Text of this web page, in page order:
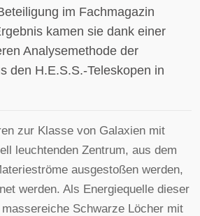
im Fachmagazin
kamen sie dank einer
Analysemethode der
den H.E.S.S.-Teleskopen in
zur Klasse von Galaxien mit
leuchtenden Zentrum, aus dem
ausgestoßen werden,
werden. Als Energiequelle dieser
Schwarze Löcher mit